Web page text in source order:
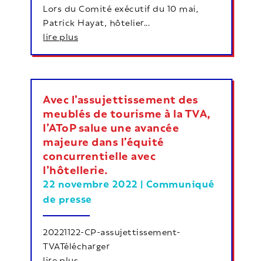
Lors du Comité exécutif du 10 mai,
Patrick Hayat, hôtelier...
lire plus
Avec l’assujettissement des
meublés de tourisme à la TVA,
l’AToP salue une avancée
majeure dans l’équité
concurrentielle avec
l’hôtellerie.
22 novembre 2022 | Communiqué
de presse
20221122-CP-assujettissement-
TVATélécharger